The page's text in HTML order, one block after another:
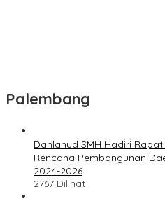
Palembang
Danlanud SMH Hadiri
Rencana Pembangunan
2024-2026
2767 Dilihat